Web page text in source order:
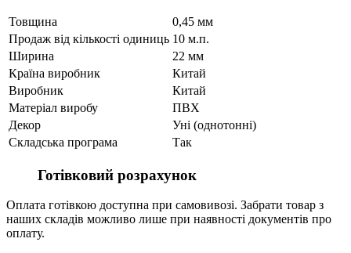
Товщина
0,45 мм
Продаж від кількості одиниць 10 м.п.
Ширина
22 мм
Країна виробник
Китай
Виробник
Китай
Матеріал виробу
ПВХ
Декор
Уні (однотонні)
Складська програма
Так
Готівковий розрахунок
Оплата готівкою доступна при самовивозі. Забрати товар з
наших складів можливо лише при наявності документів про
оплату.